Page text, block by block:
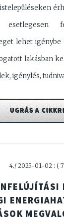
lehet igénybe
lakásban
igénylés,
UGRÁS A
4./ 2025-01-02 : (